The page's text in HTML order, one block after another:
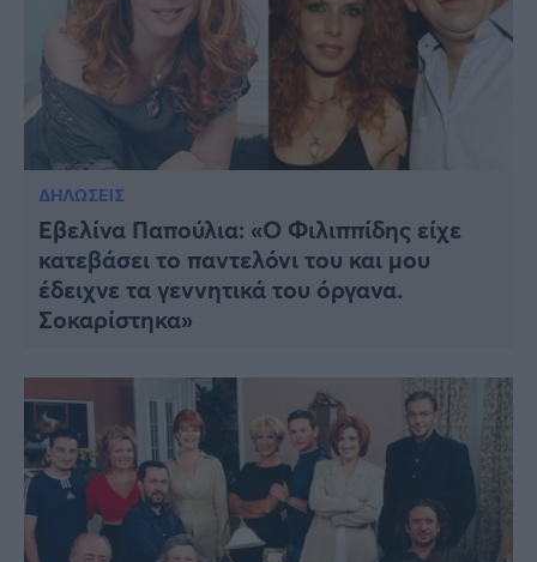
ΔΗΛΩΣΕΙΣ
Εβελίνα Παπούλια: «Ο Φιλιππίδης είχε
κατεβάσει το παντελόνι του και μου
έδειχνε τα γεννητικά του όργανα.
Σοκαρίστηκα»